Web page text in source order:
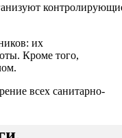
их
Кроме того,
всех санитарно-